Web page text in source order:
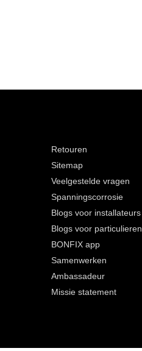
Retouren
Sitemap
Veelgestelde vragen
Spanningscorrosie
Blogs voor installateurs
Blogs voor particulieren
BONFIX app
Samenwerken
Ambassadeur
Missie statement